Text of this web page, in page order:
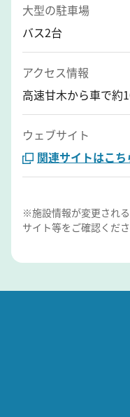
大型の駐車場
バス2台
アクセス情報
高速甘木から車で約
ウェブサイト
関連サイトはこち
※施設情報が変更され
サイト等をご確認くださ